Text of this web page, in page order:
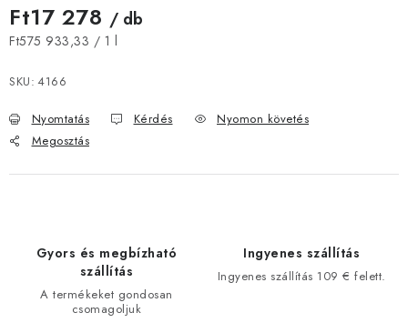
ÉTREND-KIEGÉSZÍTŐK
Fotogaléria
Általános üzleti feltételek
Adatvédelem
Ft17 278 / db
Egységár:
Ft575 933,33 / 1 l
SKU: 4166
Nyomtatás Kérdés
Nyomon követés
Megosztás
Gyors és megbízható
szállítás
A termékeket gondosan
csomagoljuk
Ingyenes szállítás
Ingyenes szállítás 109 € felett.